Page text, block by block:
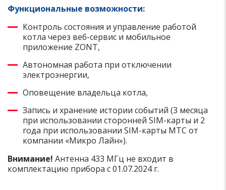
Функциональные возможности:
Контроль состояния и управление работой
котла через веб-сервис и мобильное
приложение ZONT,
Автономная работа при отключении
электроэнергии,
Оповещение владельца котла,
Запись и хранение истории событий (3 месяца
при использовании сторонней SIM-карты и 2
года при использовании SIM-карты МТС от
компании «Микро Лайн»).
Внимание! Антенна 433 МГц не входит в
комплектацию прибора с 01.07.2024 г.